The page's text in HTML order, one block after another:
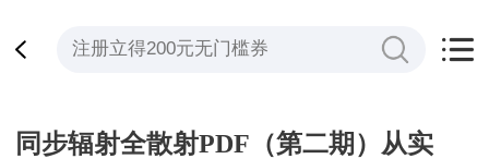
同步辐射全散射PDF（第二期）从实